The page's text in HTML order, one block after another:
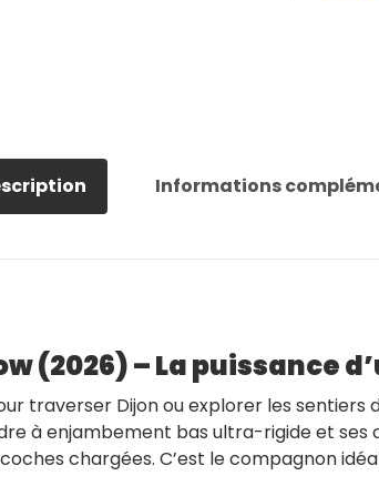
Informations
(2026) – La puissance
traverser Dijon ou explorer les sentiers
à enjambement bas ultra-rigide et
chargées. C’est le compagnon